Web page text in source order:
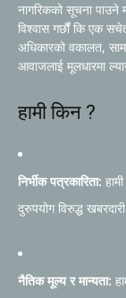
नागरिकको सूचना पाउने
विश्वास गर्छौं कि एक
अधिकारको वकालत,
आवाजलाई मूलधारमा
हामी किन ?
निर्भीक पत्रकारिता:
दुरुपयोग विरुद्ध
नैतिक मूल्य र मान्यता: